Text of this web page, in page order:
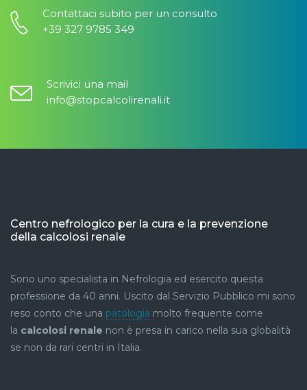
Contattaci subito per un consulto
+39 327 9785 349
Scrivici una mail
info@stopcalcolirenali.it
Centro nefrologico per la cura e la prevenzione
della calcolosi renale
Sono uno specialista in Nefrologia ed esercito questa
professione da 40 anni. Uscito dal Servizio Pubblico mi sono
reso conto che una patologia molto frequente come
la calcolosi renale non è presa in carico nella sua globalità
se non da rari centri in Italia.